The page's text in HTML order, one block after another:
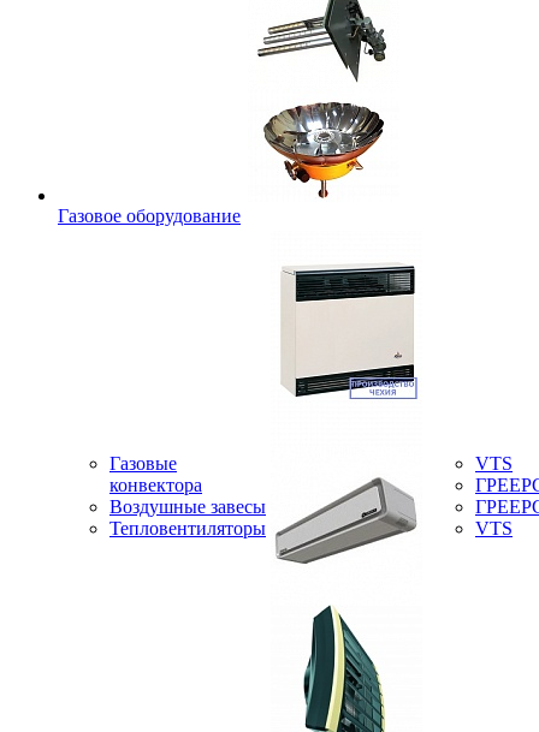
Газовое оборудование
Газовые
конвектора
Воздушные завесы
Тепловентиляторы
VTS
VTS